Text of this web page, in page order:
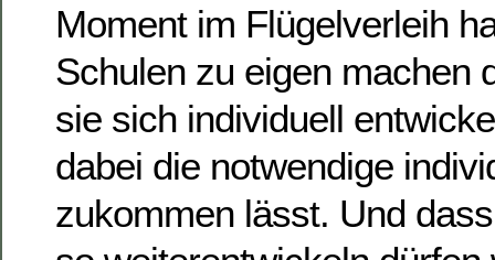
Moment im Flügelverleih
Schulen zu eigen machen
sie sich individuell
dabei die notwendige
zukommen lässt. Und